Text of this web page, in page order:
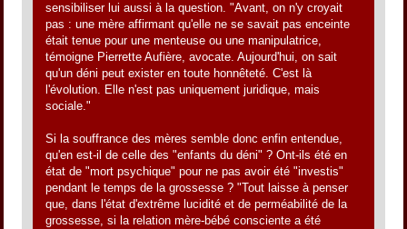
sensibiliser lui aussi à la question. "Avant, on n'y croyait
pas : une mère affirmant qu'elle ne se savait pas enceinte
était tenue pour une menteuse ou une manipulatrice,
témoigne Pierrette Aufière, avocate. Aujourd'hui, on sait
qu'un déni peut exister en toute honnêteté. C'est là
l'évolution. Elle n'est pas uniquement juridique, mais
sociale."
Si la souffrance des mères semble donc enfin entendue,
qu'en est-il de celle des "enfants du déni" ? Ont-ils été en
état de "mort psychique" pour ne pas avoir été "investis"
pendant le temps de la grossesse ? "Tout laisse à penser
que, dans l'état d'extrême lucidité et de perméabilité de la
grossesse, si la relation mère-bébé consciente a été